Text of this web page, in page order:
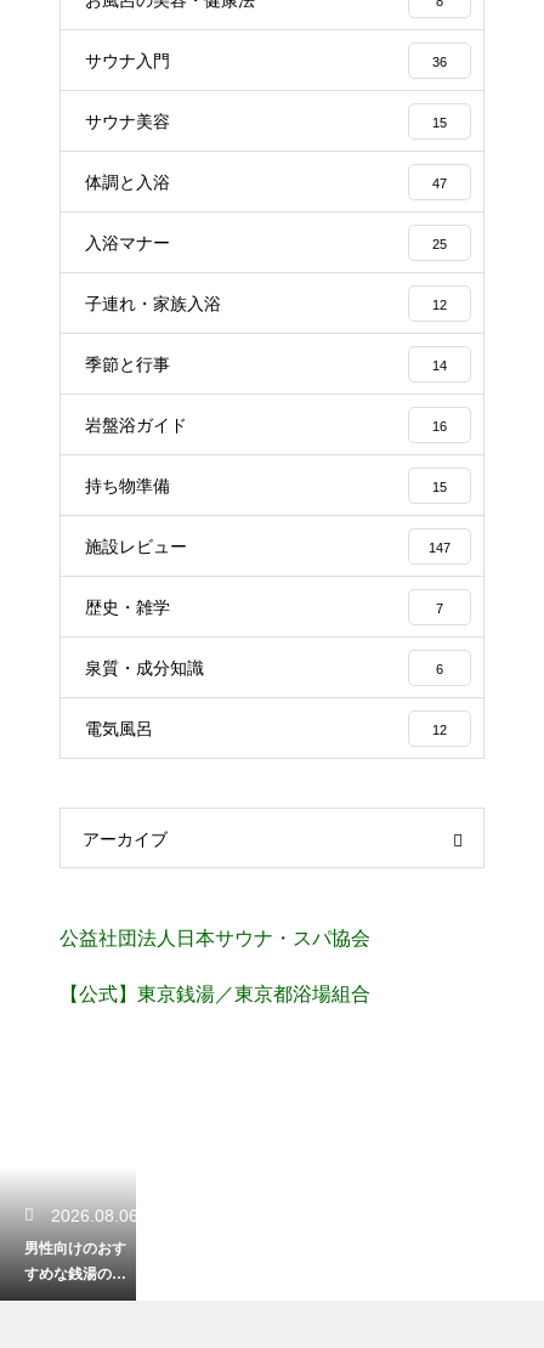
サウナ入門 36
サウナ美容 15
体調と入浴 47
入浴マナー 25
子連れ・家族入浴 12
季節と行事 14
岩盤浴ガイド 16
持ち物準備 15
施設レビュー 147
歴史・雑学 7
泉質・成分知識 6
電気風呂 12
アーカイブ
公益社団法人日本サウナ・スパ協会
【公式】東京銭湯／東京都浴場組合
2026.08.06
男性向けのおす
すめな銭湯のセ
ットの中身！こ